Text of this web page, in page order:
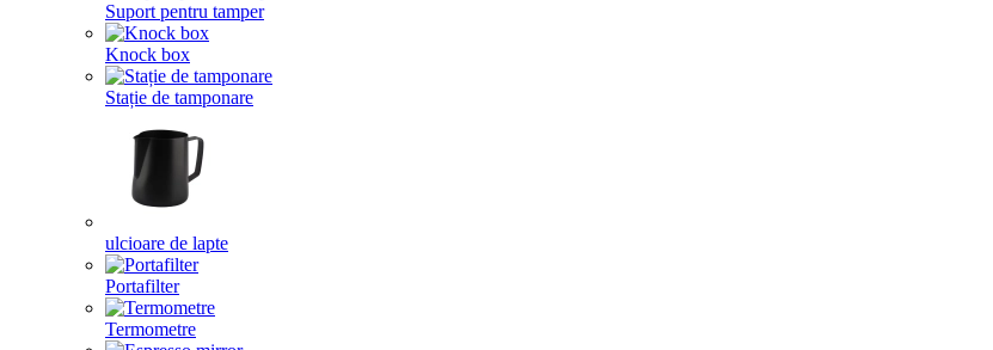
Suport pentru tamper
Knock box
Stație de tamponare
ulcioare de lapte
Portafilter
Termometre